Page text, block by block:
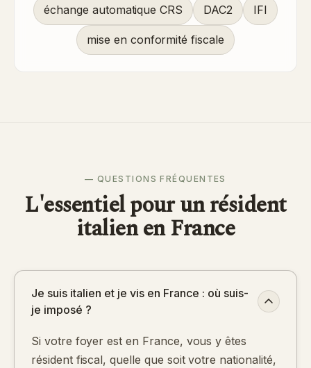
échange automatique CRS DAC2 IFI
mise en conformité fiscale
— QUESTIONS FRÉQUENTES
L'essentiel pour un résident
italien en France
Je suis italien et je vis en France : où suis-
je imposé ?
Si votre foyer est en France, vous y êtes
résident fiscal, quelle que soit votre nationalité,